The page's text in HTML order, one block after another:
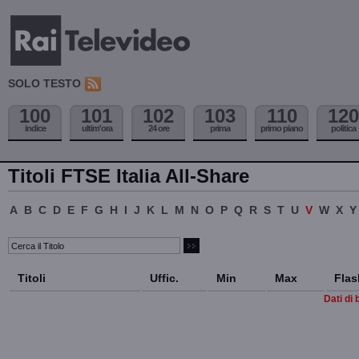
SOLO TESTO
100
indice
101
ultim'ora
102
24 ore
103
prima
110
primo piano
120
politica
Titoli FTSE Italia All-Share
A B C D E F G H I J K L M N O P Q R S T U V W X Y
Titoli Uffic. Min Max
Dati di